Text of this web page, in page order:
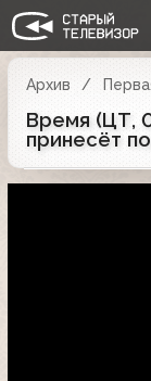
Архив
Время (ЦТ,
принесёт